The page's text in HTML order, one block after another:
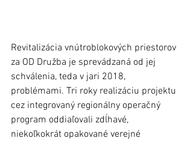
Revitalizácia vnútroblokových priestorov
za OD Družba je sprevádzaná od jej
schválenia, teda v jari 2018,
problémami. Tri roky realizáciu projektu
cez integrovaný regionálny operačný
program oddiaľovali zdĺhavé,
niekoľkokrát opakované verejné